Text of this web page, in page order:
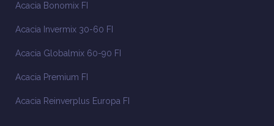
Acacia Bonomix FI
Acacia Invermix 30-60 FI
Acacia Globalmix 60-90 FI
Acacia Premium FI
Acacia Reinverplus Europa FI